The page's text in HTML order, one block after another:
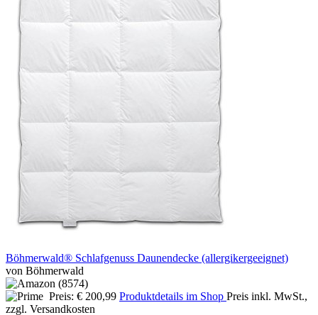
Böhmerwald® Schlafgenuss Daunendecke (allergikergeeignet)
von Böhmerwald
Preis: € 200,99 Produktdetails im Shop Preis inkl. MwSt.,
zzgl. Versandkosten